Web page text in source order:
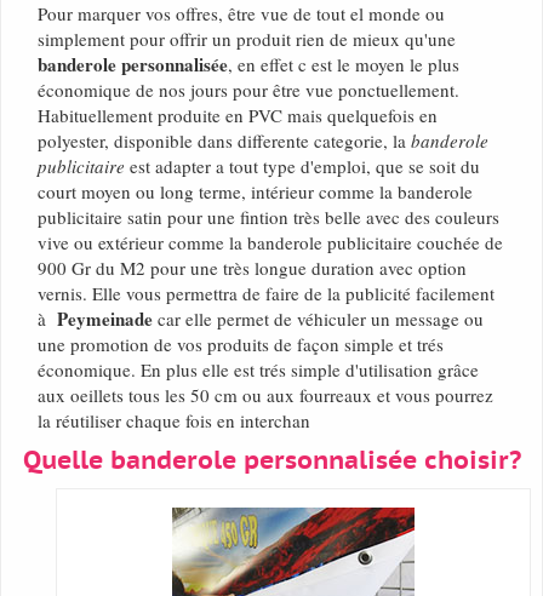
Pour marquer vos offres, être vue de tout el monde ou
simplement pour offrir un produit rien de mieux qu'une
banderole personnalisée, en effet c est le moyen le plus
économique de nos jours pour être vue ponctuellement.
Habituellement produite en PVC mais quelquefois en
polyester, disponible dans differente categorie, la banderole
publicitaire est adapter a tout type d'emploi, que se soit du
court moyen ou long terme, intérieur comme la banderole
publicitaire satin pour une fintion très belle avec des couleurs
vive ou extérieur comme la banderole publicitaire couchée de
900 Gr du M2 pour une très longue duration avec option
vernis. Elle vous permettra de faire de la publicité facilement
à Peymeinade car elle permet de véhiculer un message ou
une promotion de vos produits de façon simple et trés
économique. En plus elle est trés simple d'utilisation grâce
aux oeillets tous les 50 cm ou aux fourreaux et vous pourrez
la réutiliser chaque fois en interchan
Quelle banderole personnalisée choisir?